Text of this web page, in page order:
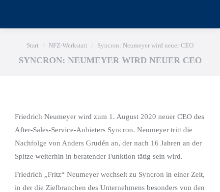
Sie befinden sich hier:
Start NFZ-Werkstatt Syncron: Neumeyer wird neuer CEO
SYNCRON: NEUMEYER WIRD NEUER CEO
Friedrich Neumeyer wird zum 1. August 2020 neuer CEO des
After-Sales-Service-Anbieters Syncron. Neumeyer tritt die
Nachfolge von Anders Grudén an, der nach 16 Jahren an der
Spitze weiterhin in beratender Funktion tätig sein wird.
Friedrich „Fritz“ Neumeyer wechselt zu Syncron in einer Zeit,
in der die Zielbranchen des Unternehmens besonders von den